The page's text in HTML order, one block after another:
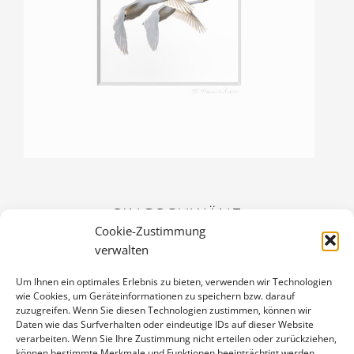
Cookie-Zustimmung
verwalten
Um Ihnen ein optimales Erlebnis zu bieten, verwenden wir Technologien
wie Cookies, um Geräteinformationen zu speichern bzw. darauf
zuzugreifen. Wenn Sie diesen Technologien zustimmen, können wir
Daten wie das Surfverhalten oder eindeutige IDs auf dieser Website
verarbeiten. Wenn Sie Ihre Zustimmung nicht erteilen oder zurückziehen,
SINGSCHWÄNE
20,00€
Fine Art Print auf alterungsbeständigem Naturpapier, sichtbarer
Ausschnitt ca. 9,5×9,5 cm, aufgezogen und in weißem
Passepartout montiert, Stärke 2,6 mm, Außenmaß 20×20 cm,
signiert